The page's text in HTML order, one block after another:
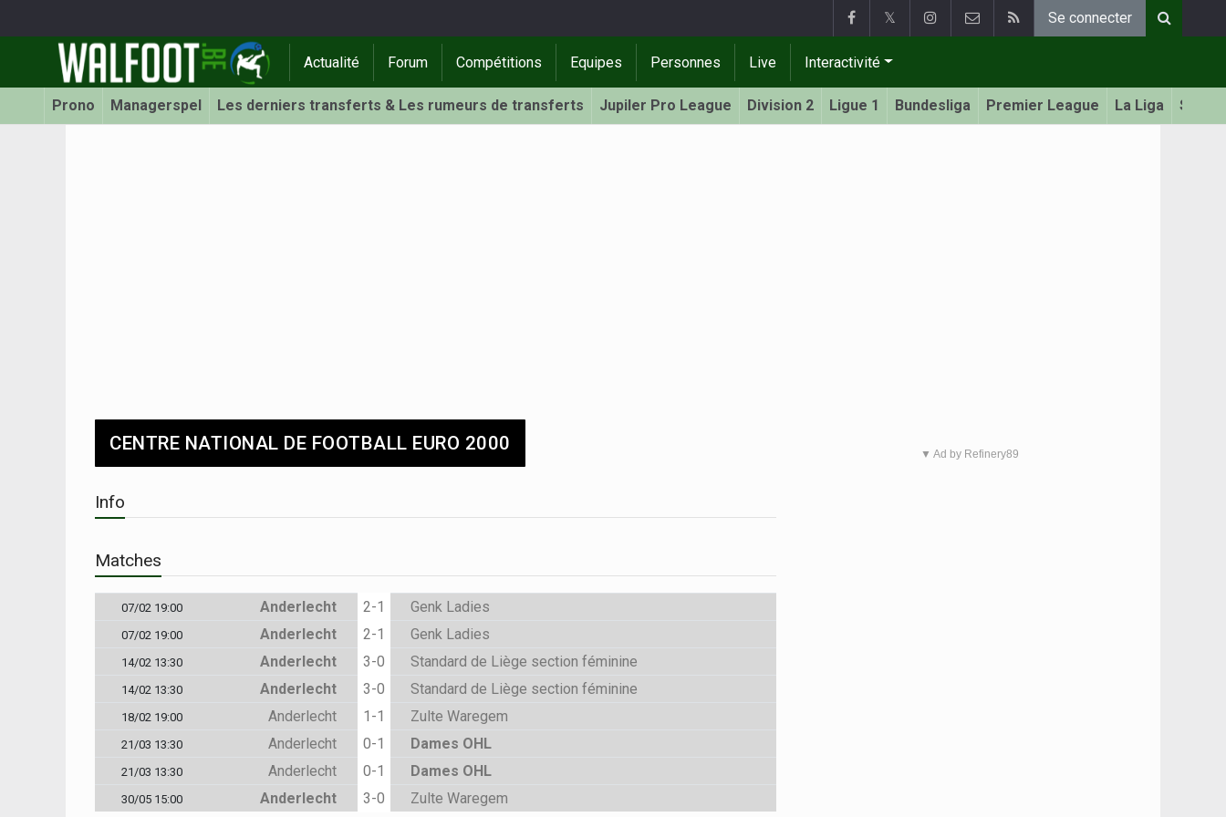
𝕏 Se connecter
Actualité Forum Compétitions Equipes Personnes Live Interactivité
Prono Managerspel Les derniers transferts & Les rumeurs de transferts Jupiler Pro League Division 2 Ligue 1 Bundesliga Premier League La Liga Serie
CENTRE NATIONAL DE FOOTBALL EURO 2000
Info
Matches
07/02 19:00 Anderlecht 2-1 Genk Ladies
07/02 19:00 Anderlecht 2-1 Genk Ladies
14/02 13:30 Anderlecht 3-0 Standard de Liège section féminine
14/02 13:30 Anderlecht 3-0 Standard de Liège section féminine
18/02 19:00 Anderlecht 1-1 Zulte Waregem
21/03 13:30 Anderlecht 0-1 Dames OHL
21/03 13:30 Anderlecht 0-1 Dames OHL
30/05 15:00 Anderlecht 3-0 Zulte Waregem
▼ Ad by Refinery89